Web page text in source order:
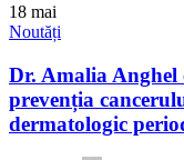
18 mai
Noutăți
Dr. Amalia
prevenția
dermatologic